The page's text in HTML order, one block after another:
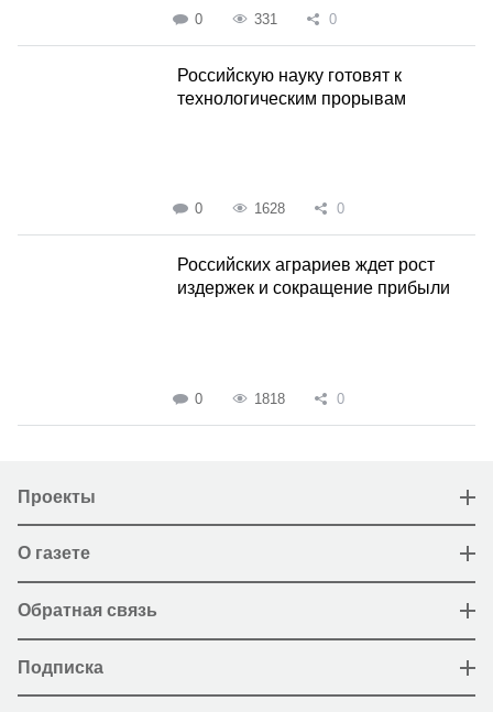
0 331 0
Российскую науку готовят к
технологическим прорывам
0 1628 0
Российских аграриев ждет рост
издержек и сокращение прибыли
0 1818 0
Проекты
О газете
Обратная связь
Подписка